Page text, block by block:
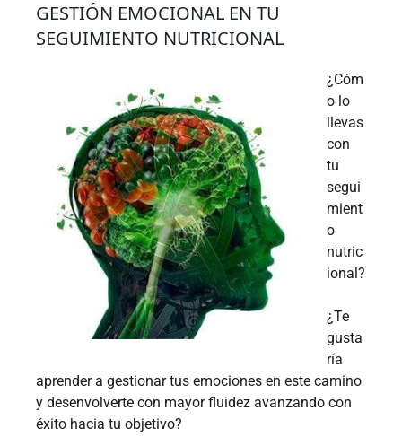
GESTIÓN EMOCIONAL EN TU
SEGUIMIENTO NUTRICIONAL
¿Cóm
o lo
llevas
con
tu
segui
mient
o
nutric
ional?
¿Te
gusta
ría
aprender a gestionar tus emociones en este camino
y desenvolverte con mayor fluidez avanzando con
éxito hacia tu objetivo?